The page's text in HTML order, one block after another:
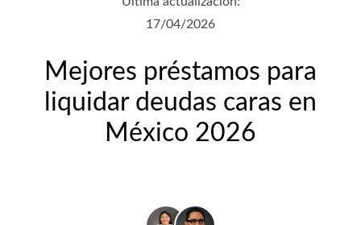
17/04/2026
Mejores préstamos para
liquidar deudas caras en
México 2026